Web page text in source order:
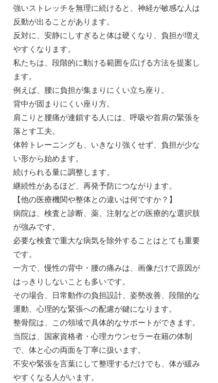
強いストレッチを無理に続けると、神経が敏感な人は
反動が出ることがあります。
反対に、安静にしすぎると体は硬くなり、負担が増え
やすくなります。
私たちは、段階的に動ける範囲を広げる方法を提案し
ます。
例えば、腰に負担が集まりにくい立ち座り。
背中が固まりにくい座り方。
肩こりと腰痛が連鎖する人には、呼吸や首肩の緊張を
落とす工夫。
体幹トレーニングも、いきなり強くせず、負担が少な
い形から始めます。
続けられる量に調整します。
継続性があるほど、再発予防につながります。
【他の医療機関や整体との違いは何ですか？】
病院は、検査と診断、薬、注射などの医療的な選択肢
が強みです。
必要な検査で重大な病気を除外することはとても重要
です。
一方で、慢性の背中・腰の痛みは、画像だけで原因が
はっきりしないことも多いです。
その場合、日常動作の負担設計、姿勢改善、段階的な
運動、心理的な緊張への配慮が鍵になります。
整骨院は、この領域で具体的なサポートができます。
当院は、国家資格者・心理カウンセラー在籍の体制
で、体と心の両面を丁寧に扱います。
不安や緊張を言葉にして整理するだけでも、体が緩み
やすくなる人がいます。